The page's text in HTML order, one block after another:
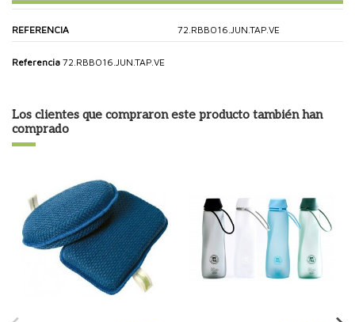
REFERENCIA 72.RBBO16.JUN.TAP.VE
Referencia 72.RBBO16.JUN.TAP.VE
Los clientes que compraron este producto también han
comprado